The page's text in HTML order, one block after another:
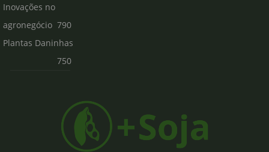
Inovações no
agronegócio 790
Plantas Daninhas
750